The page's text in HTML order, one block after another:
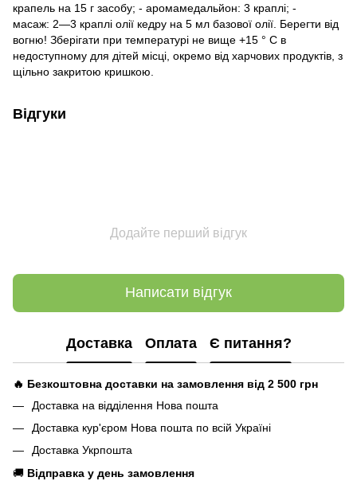
крапель на 15 г засобу; - аромамедальйон: 3 краплі; -
масаж: 2—3 краплі олії кедру на 5 мл базової олії. Берегти від
вогню! Зберігати при температурі не вище +15 ° C в
недоступному для дітей місці, окремо від харчових продуктів, з
щільно закритою кришкою.
Відгуки
Додайте перший відгук
Написати відгук
Доставка Оплата Є питання?
🔥 Безкоштовна доставки на замовлення від 2 500 грн
Доставка на відділення Нова пошта
Доставка кур'єром Нова пошта по всій Україні
Доставка Укрпошта
🚚 Відправка у день замовлення